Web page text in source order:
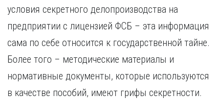
условия секретного делопроизводства на
предприятии с лицензией ФСБ – эта информация
сама по себе относится к государственной тайне.
Более того – методические материалы и
нормативные документы, которые используются
в качестве пособий, имеют грифы секретности.